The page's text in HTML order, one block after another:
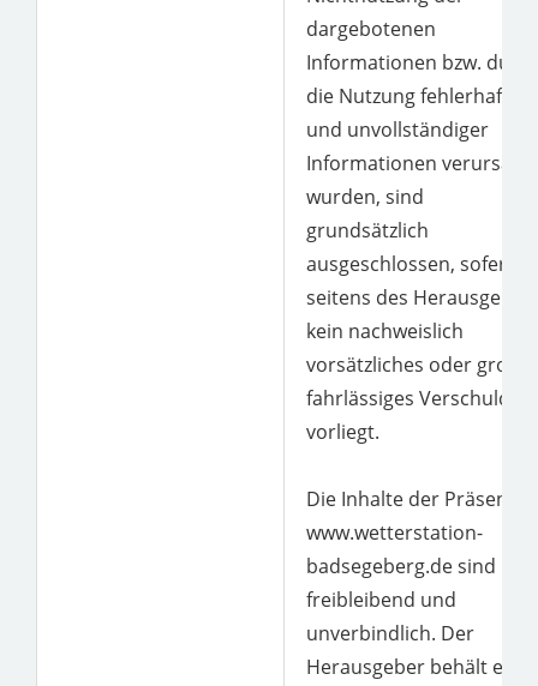
dargebotenen
Informationen bzw.
die Nutzung fehlerhafter
und unvollständiger
Informationen
wurden, sind
grundsätzlich
ausgeschlossen, sofern
seitens des Herausgeber
kein nachweislich
vorsätzliches oder grob
fahrlässiges Verschulden
vorliegt.
Die Inhalte der Präsenz
www.wetterstation-
badsegeberg.de sind
freibleibend und
unverbindlich. Der
Herausgeber behält es